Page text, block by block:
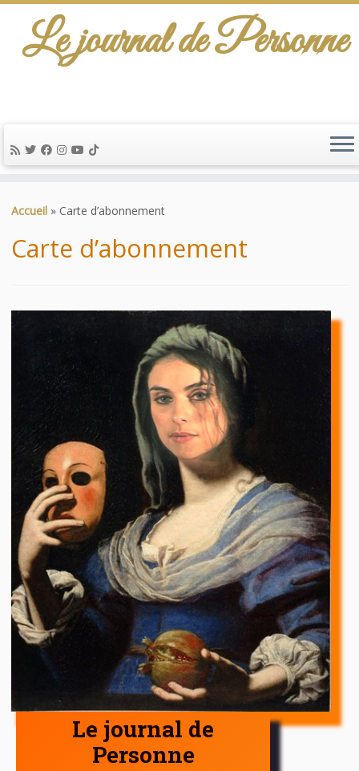
au
Le journal de Personne
Accueil » Carte d’abonnement
Carte d’abonnement
Le journal de
Personne